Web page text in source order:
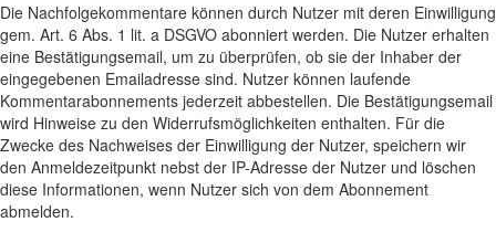
Die Nachfolgekommentare können durch Nutzer mit deren Einwilligung
gem. Art. 6 Abs. 1 lit. a DSGVO abonniert werden. Die Nutzer erhalten
eine Bestätigungsemail, um zu überprüfen, ob sie der Inhaber der
eingegebenen Emailadresse sind. Nutzer können laufende
Kommentarabonnements jederzeit abbestellen. Die Bestätigungsemail
wird Hinweise zu den Widerrufsmöglichkeiten enthalten. Für die
Zwecke des Nachweises der Einwilligung der Nutzer, speichern wir
den Anmeldezeitpunkt nebst der IP-Adresse der Nutzer und löschen
diese Informationen, wenn Nutzer sich von dem Abonnement
abmelden.